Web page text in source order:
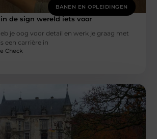
BANEN EN OPLEIDINGEN
de sign wereld iets voor
je oog voor detail en werk je graag met
een carrière in
Check